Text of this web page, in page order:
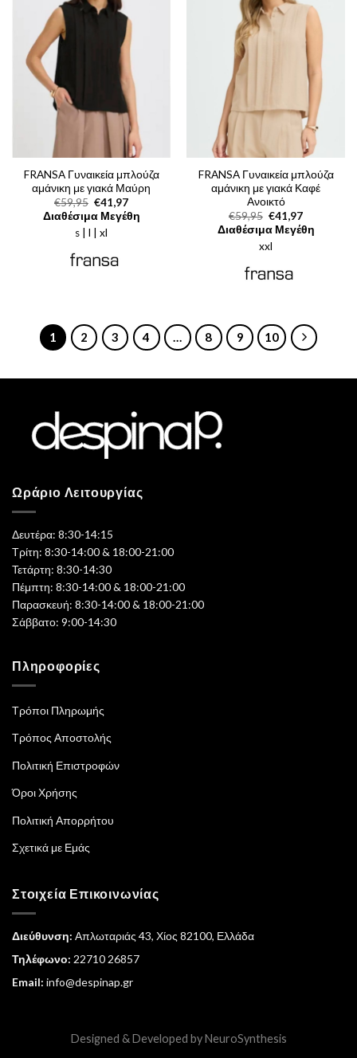
FRANSA Γυναικεία μπλούζα
αμάνικη με γιακά Μαύρη
€59,95 Original
price
was:
€59,95.
€41,97Η
τρέχουσα
τιμή
Διαθέσιμα Μεγέθη
s | l | xl
FRANSA Γυναικεία μπλούζα
αμάνικη με γιακά Καφέ
Ανοικτό
€59,95 Original
price
was:
€59,95.
€41,97Η
τρέχουσα
τιμή
Διαθέσιμα Μεγέθη
xxl
1 2 3 4 … 8 9 10
Ωράριο Λειτουργίας
Δευτέρα: 8:30-14:15
Τρίτη: 8:30-14:00 & 18:00-21:00
Τετάρτη: 8:30-14:30
Πέμπτη: 8:30-14:00 & 18:00-21:00
Παρασκευή: 8:30-14:00 & 18:00-21:00
Σάββατο: 9:00-14:30
Πληροφορίες
Τρόποι Πληρωμής
Τρόπος Αποστολής
Πολιτική Επιστροφών
Όροι Χρήσης
Πολιτική Απορρήτου
Σχετικά με Εμάς
Στοιχεία Επικοινωνίας
Διεύθυνση: Απλωταριάς 43, Χίος 82100, Ελλάδα
Τηλέφωνο: 22710 26857
Email: info@despinap.gr
Designed & Developed byNeuroSynthesis